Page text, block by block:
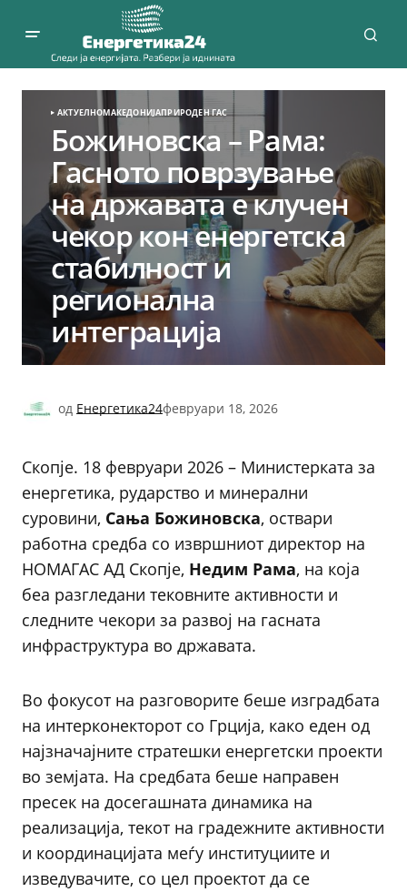
АКТУЕЛНОМАКЕДОНИЈАПРИРОДЕН ГАС
Божиновска – Рама:
Гасното поврзување
на државата е клучен
чекор кон енергетска
стабилност и
регионална
интеграција
од Енергетика24февруари 18, 2026
Скопје. 18 февруари 2026 – Министерката за
енергетика, рударство и минерални
суровини, Сања Божиновска, оствари
работна средба со извршниот директор на
НОМАГАС АД Скопје, Недим Рама, на која
беа разгледани тековните активности и
следните чекори за развој на гасната
инфраструктура во државата.
Во фокусот на разговорите беше изградбата
на интерконекторот со Грција, како еден од
најзначајните стратешки енергетски проекти
во земјата. На средбата беше направен
пресек на досегашната динамика на
реализација, текот на градежните активности
и координацијата меѓу институциите и
изведувачите, со цел проектот да се